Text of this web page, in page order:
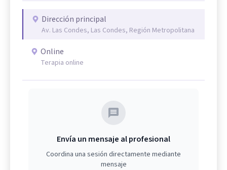
Dirección principal
Av. Las Condes, Las Condes, Región Metropolitana
Online
Terapia online
Envía un mensaje al profesional
Coordina una sesión directamente mediante
mensaje